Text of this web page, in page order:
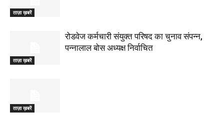
ताज़ा ख़बरें
ताज़ा ख़बरें
रोडवेज कर्मचारी संयुक्त परिषद का चुनाव संपन्न,
पन्नालाल बोस अध्यक्ष निर्वाचित
ताज़ा ख़बरें